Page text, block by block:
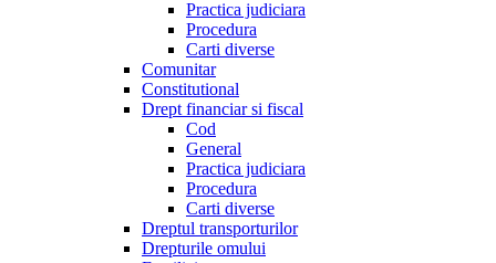
Practica judiciara
Procedura
Carti diverse
Comunitar
Constitutional
Drept financiar si fiscal
Cod
General
Practica judiciara
Procedura
Carti diverse
Dreptul transporturilor
Drepturile omului